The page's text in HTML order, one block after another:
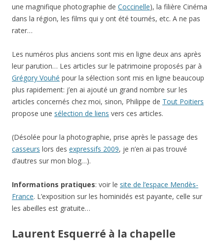
une magnifique photographie de Coccinelle), la filière Cinéma
dans la région, les films qui y ont été tournés, etc. A ne pas
rater…
Les numéros plus anciens sont mis en ligne deux ans après
leur parution… Les articles sur le patrimoine proposés par à
Grégory Vouhé pour la sélection sont mis en ligne beaucoup
plus rapidement: j’en ai ajouté un grand nombre sur les
articles concernés chez moi, sinon, Philippe de Tout Poitiers
propose une sélection de liens vers ces articles.
(Désolée pour la photographie, prise après le passage des
casseurs lors des expressifs 2009, je n’en ai pas trouvé
d’autres sur mon blog…).
Informations pratiques: voir le site de l’espace Mendès-
France. L’exposition sur les hominidés est payante, celle sur
les abeilles est gratuite…
Laurent Esquerré à la chapelle